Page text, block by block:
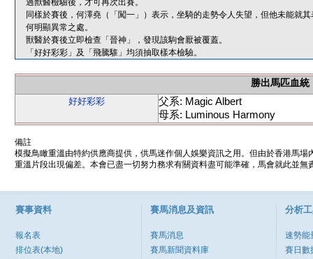
過獸醫檢驗後，才可再次出賽。
同樣於賽後，何澤堯（「闖一」）表示，坐騎的走勢令人失望，但他未能就
何明顯異常之處。
獸醫於賽後立即檢查「晉神」，發現該駒會厭被覆蓋。
「好好彩彩」及「飛騰騅」均須抽取樣本檢驗。
勝出馬匹血統
好好彩彩
父系: Magic Albert
母系: Luminous Harmony
備註
模擬鳥瞰重溫由特約供應商提供，供馬迷作個人娛樂資訊之用。但由於香港馬
重溫片段出現偏差。本會已盡一切努力務求有關資料盡可能準確，馬會就此並
賽事資料
報名表
排位表(本地)
賽馬消息及資訊
賽馬消息
賽馬新聞資料庫
分析
速勢能
賽日數